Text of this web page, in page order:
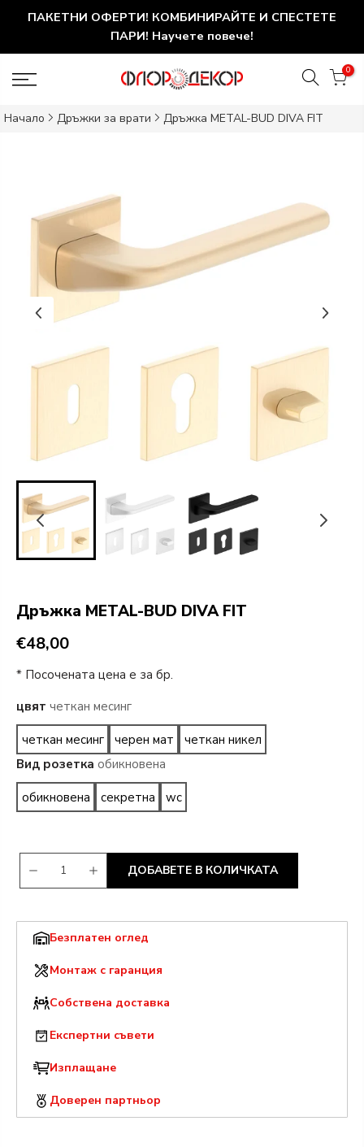
ПАКЕТНИ ОФЕРТИ! КОМБИНИРАЙТЕ И СПЕСТЕТЕ
ПАРИ! Научете повече!
0
Начало Дръжки за врати Дръжка METAL-BUD DIVA FIT
Дръжка METAL-BUD DIVA FIT
€48,00
* Посочената цена е за бр.
цвят четкан месинг
четкан месинг черен мат
четкан никел
Вид розетка обикновена
обикновена секретна wc
ДОБАВЕТЕ В КОЛИЧКАТА
Безплатен оглед
Монтаж с гаранция
Собствена доставка
Експертни съвети
Изплащане
Доверен партньор